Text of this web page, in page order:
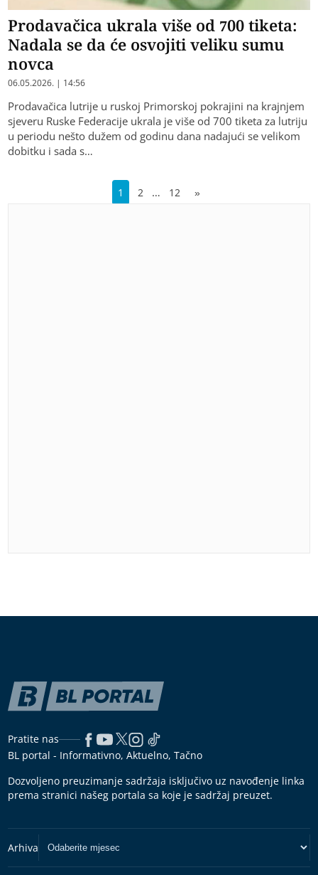
Prodavačica ukrala više od 700 tiketa:
Nadala se da će osvojiti veliku sumu
novca
06.05.2026. | 14:56
Prodavačica lutrije u ruskoj Primorskoj pokrajini na krajnjem
sjeveru Ruske Federacije ukrala je više od 700 tiketa za lutriju
u periodu nešto dužem od godinu dana nadajući se velikom
dobitku i sada s…
1 2 … 12 »
Pratite nas
BL portal - Informativno, Aktuelno, Tačno
Dozvoljeno preuzimanje sadržaja isključivo uz navođenje linka
prema stranici našeg portala sa koje je sadržaj preuzet.